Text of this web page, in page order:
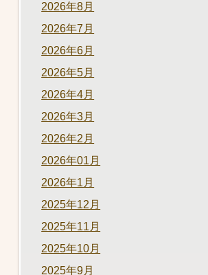
2026年8月
2026年7月
2026年6月
2026年5月
2026年4月
2026年3月
2026年2月
2026年01月
2026年1月
2025年12月
2025年11月
2025年10月
2025年9月